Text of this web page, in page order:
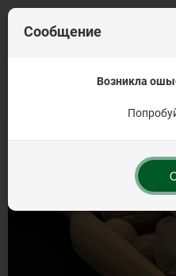
Весовая продукция
Сообщение
Возникла